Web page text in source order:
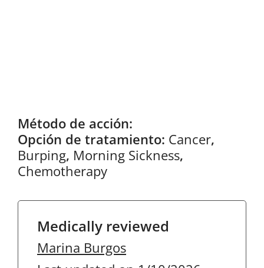
Método de acción:
Opción de tratamiento: Cancer,
Burping, Morning Sickness,
Chemotherapy
Medically reviewed
Marina Burgos